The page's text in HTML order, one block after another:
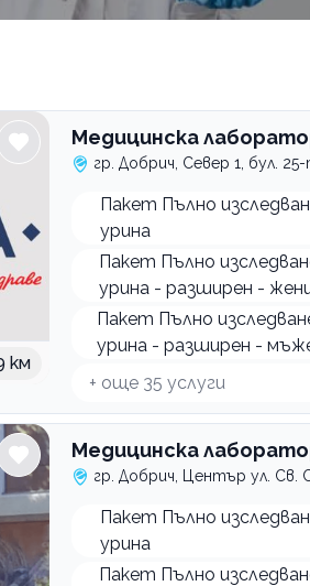
до ДКЦ 2
км
Медицинска
гр. Добрич, Север 1, бул.
Пакет Пълно
урина
Пакет Пълно
урина - разширен -
Пакет Пълно
урина - разширен -
+ още 35 услуги
срещу РЗИ
Медицинска
гр. Добрич, Център ул. Св.
Пакет Пълно
урина
Пакет Пълно